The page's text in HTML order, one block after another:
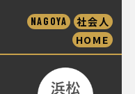
NAGOYA
社会人
HOME